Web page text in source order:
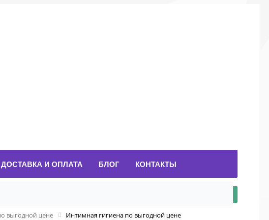
ДОСТАВКА И ОПЛАТА БЛОГ КОНТАКТЫ
выгодной цене Интимная гигиена по выгодной цене